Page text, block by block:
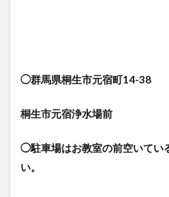
◯群馬県桐生市元宿町14-38
桐生市元宿浄水場前
◯駐車場はお教室の前空いてい
い。